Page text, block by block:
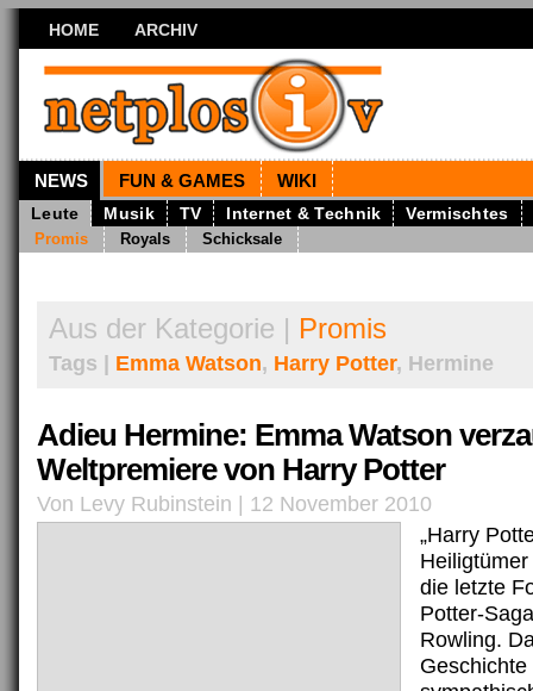
HOME ARCHIV
NEWS FUN & GAMES WIKI
Leute Musik TV Internet & Technik Vermischtes
Promis Royals Schicksale
Aus der Kategorie | Promis
Tags | Emma Watson, Harry Potter, Hermine
Adieu Hermine: Emma Watson
Weltpremiere von Harry Potter
Von Levy Rubinstein | 12 November 2010
„Harry
Heiligtümer
die letzte
Potter-
Rowling.
Geschichte